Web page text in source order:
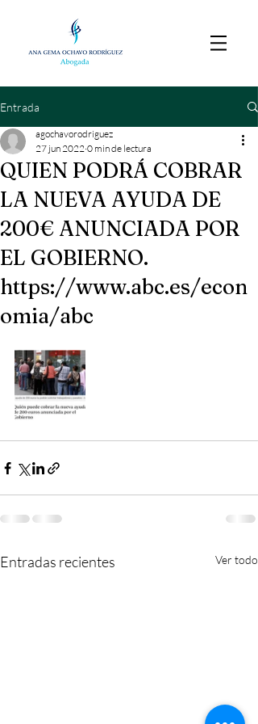
Entrada
QUIEN PODRÁ COBRAR
LA NUEVA AYUDA DE
200€ ANUNCIADA POR
EL GOBIERNO.
https://www.abc.es/econ
omia/abc
agochavorodriguez
27 jun 2022 0 min de lectura
Entradas recientes Ver todo